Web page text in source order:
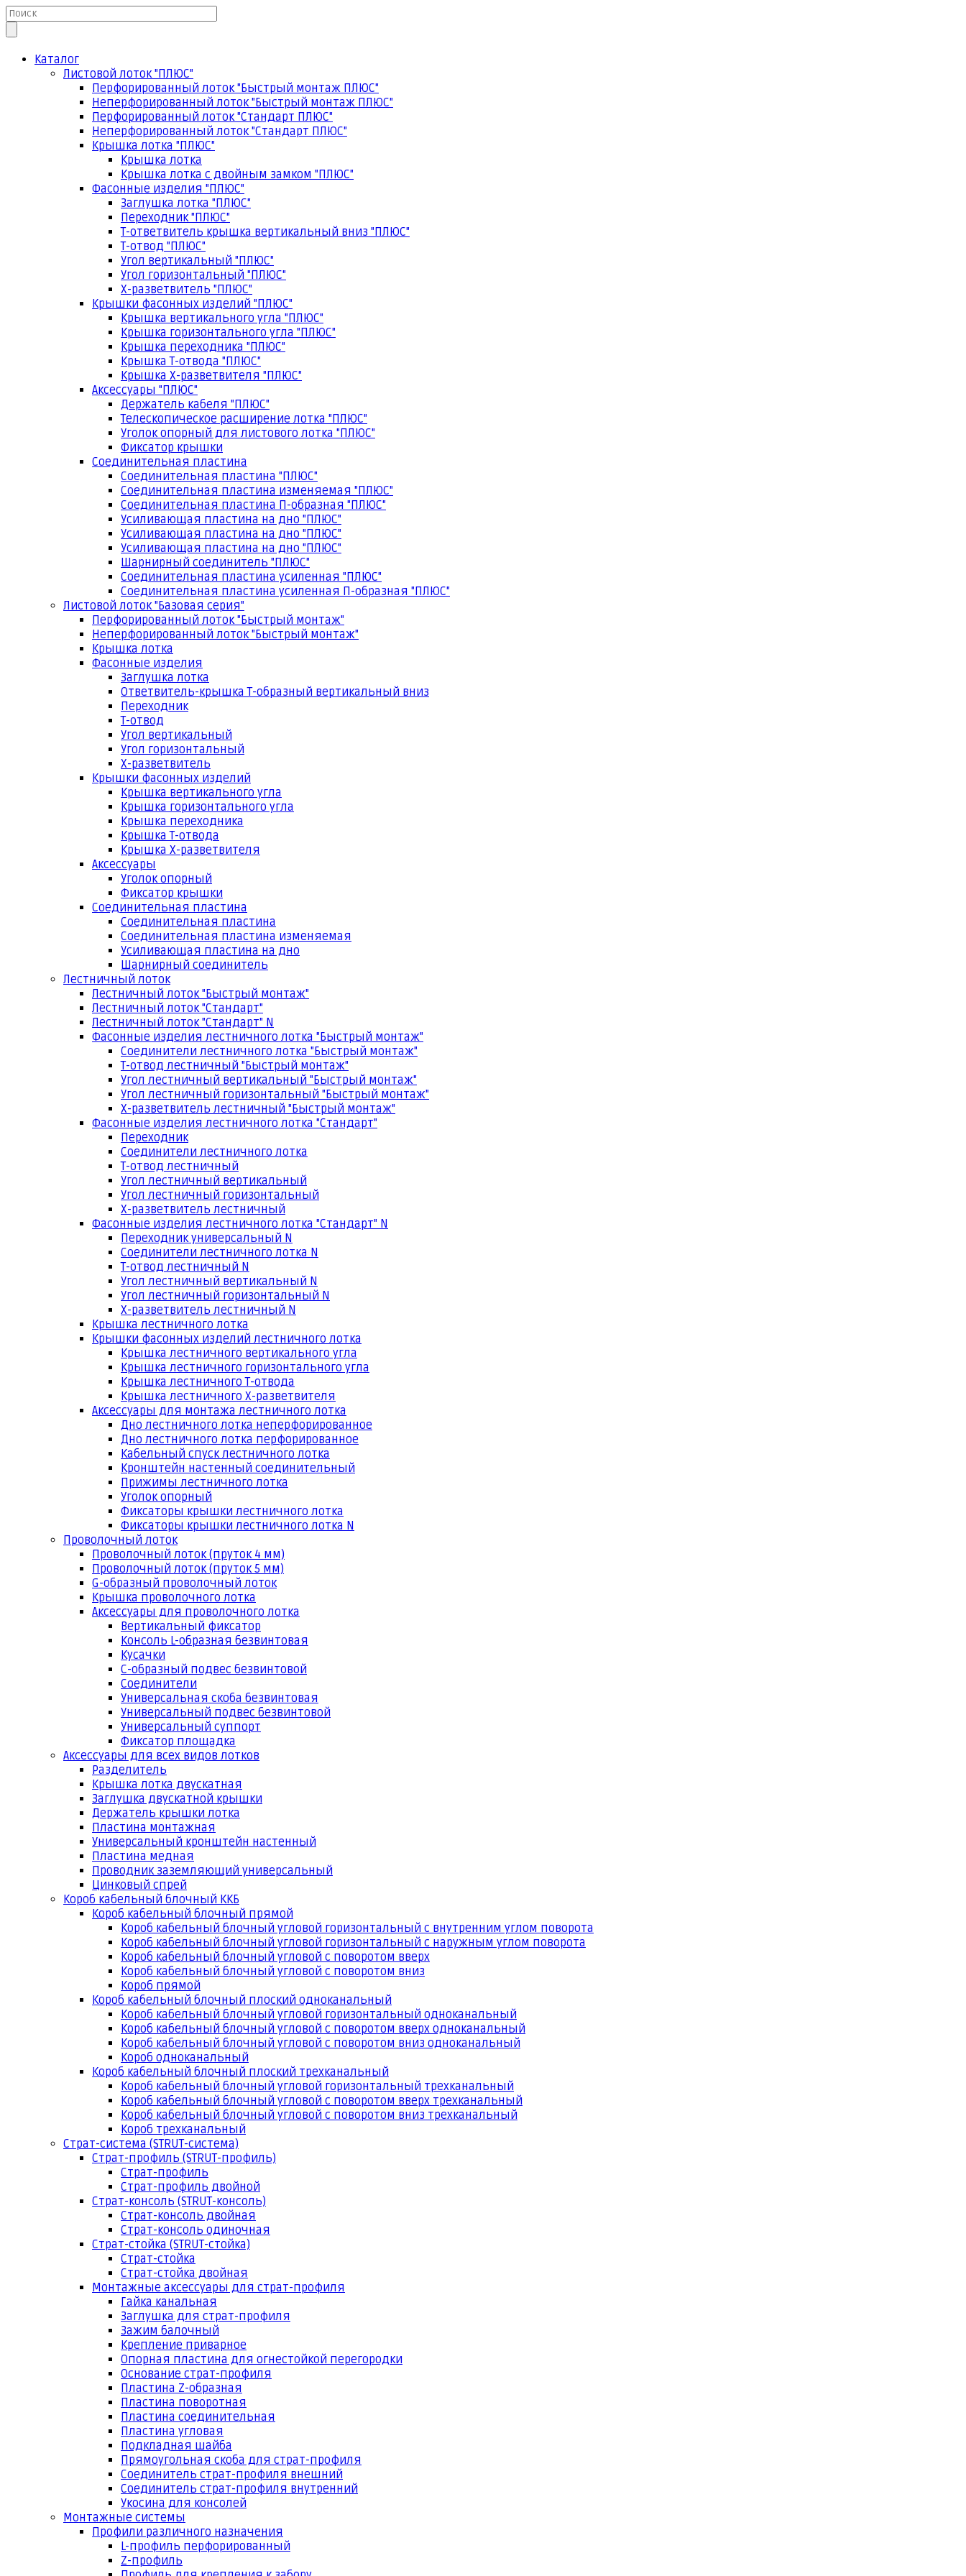
Каталог
Листовой лоток "ПЛЮС"
Перфорированный лоток "Быстрый монтаж ПЛЮС"
Неперфорированный лоток "Быстрый монтаж ПЛЮС"
Перфорированный лоток "Стандарт ПЛЮС"
Неперфорированный лоток "Стандарт ПЛЮС"
Крышка лотка "ПЛЮС"
Крышка лотка
Крышка лотка с двойным замком "ПЛЮС"
Фасонные изделия "ПЛЮС"
Заглушка лотка "ПЛЮС"
Переходник "ПЛЮС"
Т-ответвитель крышка вертикальный вниз "ПЛЮС"
Т-отвод "ПЛЮС"
Угол вертикальный "ПЛЮС"
Угол горизонтальный "ПЛЮС"
Х-разветвитель "ПЛЮС"
Крышки фасонных изделий "ПЛЮС"
Крышка вертикального угла "ПЛЮС"
Крышка горизонтального угла "ПЛЮС"
Крышка переходника "ПЛЮС"
Крышка Т-отвода "ПЛЮС"
Крышка Х-разветвителя "ПЛЮС"
Аксессуары "ПЛЮС"
Держатель кабеля "ПЛЮС"
Телескопическое расширение лотка "ПЛЮС"
Уголок опорный для листового лотка "ПЛЮС"
Фиксатор крышки
Соединительная пластина
Соединительная пластина "ПЛЮС"
Соединительная пластина изменяемая "ПЛЮС"
Соединительная пластина П-образная "ПЛЮС"
Усиливающая пластина на дно "ПЛЮС"
Усиливающая пластина на дно "ПЛЮС"
Усиливающая пластина на дно "ПЛЮС"
Шарнирный соединитель "ПЛЮС"
Соединительная пластина усиленная "ПЛЮС"
Соединительная пластина усиленная П-образная "ПЛЮС"
Листовой лоток "Базовая серия"
Перфорированный лоток "Быстрый монтаж"
Неперфорированный лоток "Быстрый монтаж"
Крышка лотка
Фасонные изделия
Заглушка лотка
Ответвитель-крышка Т-образный вертикальный вниз
Переходник
Т-отвод
Угол вертикальный
Угол горизонтальный
Х-разветвитель
Крышки фасонных изделий
Крышка вертикального угла
Крышка горизонтального угла
Крышка переходника
Крышка Т-отвода
Крышка Х-разветвителя
Аксессуары
Уголок опорный
Фиксатор крышки
Соединительная пластина
Соединительная пластина
Соединительная пластина изменяемая
Усиливающая пластина на дно
Шарнирный соединитель
Лестничный лоток
Лестничный лоток "Быстрый монтаж"
Лестничный лоток "Стандарт"
Лестничный лоток "Стандарт" N
Фасонные изделия лестничного лотка "Быстрый монтаж"
Соединители лестничного лотка "Быстрый монтаж"
Т-отвод лестничный "Быстрый монтаж"
Угол лестничный вертикальный "Быстрый монтаж"
Угол лестничный горизонтальный "Быстрый монтаж"
Х-разветвитель лестничный "Быстрый монтаж"
Фасонные изделия лестничного лотка "Стандарт"
Переходник
Соединители лестничного лотка
Т-отвод лестничный
Угол лестничный вертикальный
Угол лестничный горизонтальный
Х-разветвитель лестничный
Фасонные изделия лестничного лотка "Стандарт" N
Переходник универсальный N
Соединители лестничного лотка N
Т-отвод лестничный N
Угол лестничный вертикальный N
Угол лестничный горизонтальный N
Х-разветвитель лестничный N
Крышка лестничного лотка
Крышки фасонных изделий лестничного лотка
Крышка лестничного вертикального угла
Крышка лестничного горизонтального угла
Крышка лестничного Т-отвода
Крышка лестничного Х-разветвителя
Аксессуары для монтажа лестничного лотка
Дно лестничного лотка неперфорированное
Дно лестничного лотка перфорированное
Кабельный спуск лестничного лотка
Кронштейн настенный соединительный
Прижимы лестничного лотка
Уголок опорный
Фиксаторы крышки лестничного лотка
Фиксаторы крышки лестничного лотка N
Проволочный лоток
Проволочный лоток (пруток 4 мм)
Проволочный лоток (пруток 5 мм)
G-образный проволочный лоток
Крышка проволочного лотка
Аксессуары для проволочного лотка
Вертикальный фиксатор
Консоль L-образная безвинтовая
Кусачки
С-образный подвес безвинтовой
Соединители
Универсальная скоба безвинтовая
Универсальный подвес безвинтовой
Универсальный суппорт
Фиксатор площадка
Аксессуары для всех видов лотков
Разделитель
Крышка лотка двускатная
Заглушка двускатной крышки
Держатель крышки лотка
Пластина монтажная
Универсальный кронштейн настенный
Пластина медная
Проводник заземляющий универсальный
Цинковый спрей
Короб кабельный блочный ККБ
Короб кабельный блочный прямой
Короб кабельный блочный угловой горизонтальный с внутренним углом поворота
Короб кабельный блочный угловой горизонтальный с наружным углом поворота
Короб кабельный блочный угловой с поворотом вверх
Короб кабельный блочный угловой с поворотом вниз
Короб прямой
Короб кабельный блочный плоский одноканальный
Короб кабельный блочный угловой горизонтальный одноканальный
Короб кабельный блочный угловой с поворотом вверх одноканальный
Короб кабельный блочный угловой с поворотом вниз одноканальный
Короб одноканальный
Короб кабельный блочный плоский трехканальный
Короб кабельный блочный угловой горизонтальный трехканальный
Короб кабельный блочный угловой с поворотом вверх трехканальный
Короб кабельный блочный угловой с поворотом вниз трехканальный
Короб трехканальный
Страт-система (STRUT-система)
Страт-профиль (STRUT-профиль)
Страт-профиль
Страт-профиль двойной
Страт-консоль (STRUT-консоль)
Страт-консоль двойная
Страт-консоль одиночная
Страт-стойка (STRUT-стойка)
Страт-стойка
Страт-стойка двойная
Монтажные аксессуары для страт-профиля
Гайка канальная
Заглушка для страт-профиля
Зажим балочный
Крепление приварное
Опорная пластина для огнестойкой перегородки
Основание страт-профиля
Пластина Z-образная
Пластина поворотная
Пластина соединительная
Пластина угловая
Подкладная шайба
Прямоугольная скоба для страт-профиля
Соединитель страт-профиля внешний
Соединитель страт-профиля внутренний
Укосина для консолей
Монтажные системы
Профили различного назначения
L-профиль перфорированный
Z-профиль